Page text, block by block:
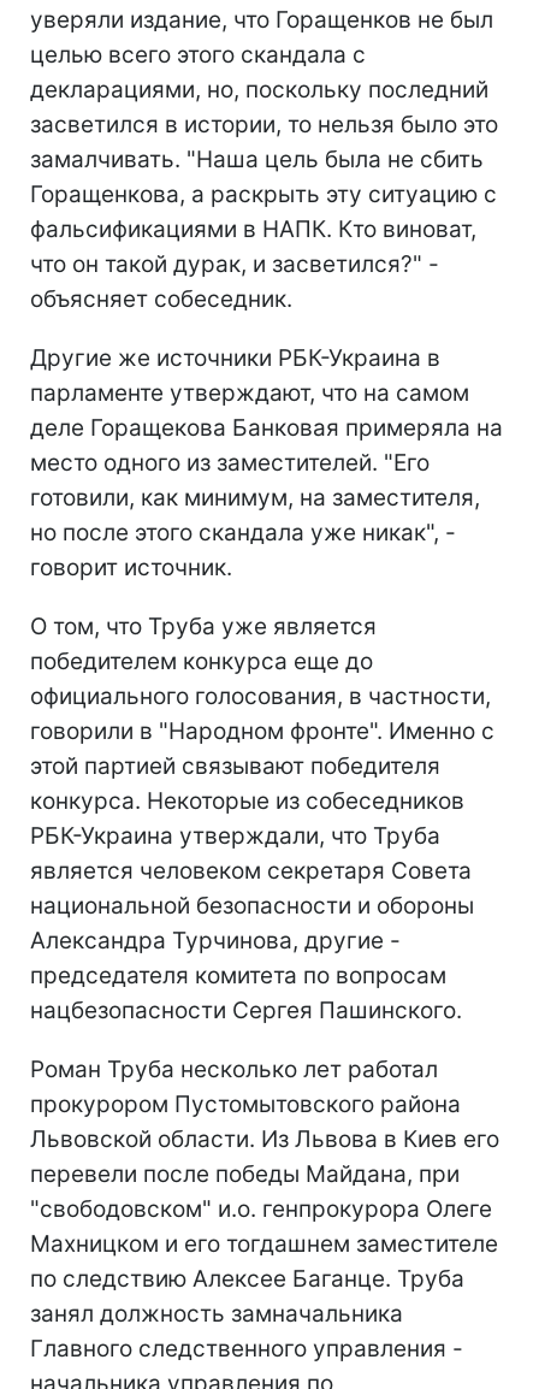
уверяли издание, что Горащенков не был
целью всего этого скандала с
декларациями, но, поскольку последний
засветился в истории, то нельзя было это
замалчивать. "Наша цель была не сбить
Горащенкова, а раскрыть эту ситуацию с
фальсификациями в НАПК. Кто виноват,
что он такой дурак, и засветился?" -
объясняет собеседник.
Другие же источники РБК-Украина в
парламенте утверждают, что на самом
деле Горащекова Банковая примеряла на
место одного из заместителей. "Его
готовили, как минимум, на заместителя,
но после этого скандала уже никак", -
говорит источник.
О том, что Труба уже является
победителем конкурса еще до
официального голосования, в частности,
говорили в "Народном фронте". Именно с
этой партией связывают победителя
конкурса. Некоторые из собеседников
РБК-Украина утверждали, что Труба
является человеком секретаря Совета
национальной безопасности и обороны
Александра Турчинова, другие -
председателя комитета по вопросам
нацбезопасности Сергея Пашинского.
Роман Труба несколько лет работал
прокурором Пустомытовского района
Львовской области. Из Львова в Киев его
перевели после победы Майдана, при
"свободовском" и.о. генпрокурора Олеге
Махницком и его тогдашнем заместителе
по следствию Алексее Баганце. Труба
занял должность замначальника
Главного следственного управления -
начальника управления по